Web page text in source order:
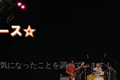
になったことを調べています！